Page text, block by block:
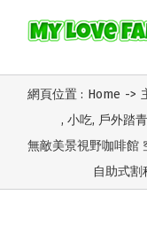
網頁位置 : Home ->
, 小吃, 戶外踏青
無敵美景視野咖啡館
自助式